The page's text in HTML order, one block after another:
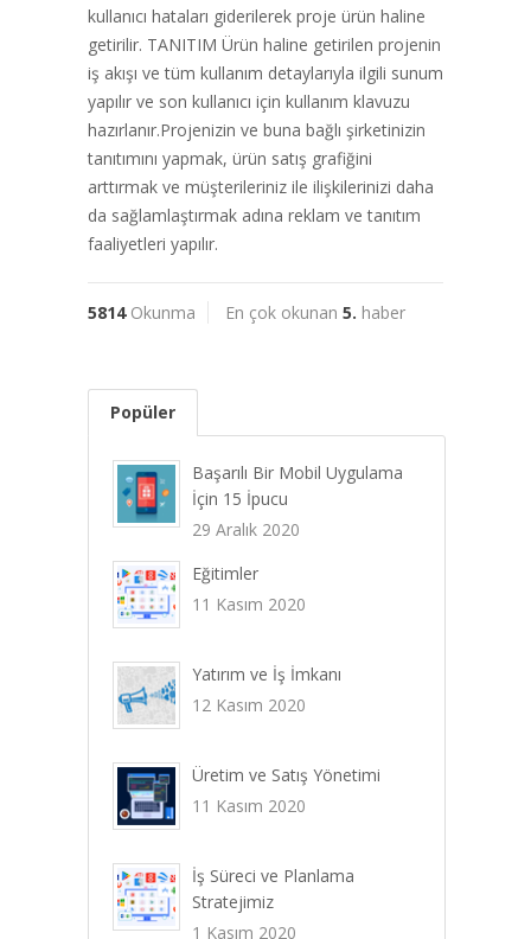
kullanıcı hataları giderilerek proje ürün haline
getirilir. TANITIM Ürün haline getirilen projenin
iş akışı ve tüm kullanım detaylarıyla ilgili sunum
yapılır ve son kullanıcı için kullanım klavuzu
hazırlanır.Projenizin ve buna bağlı şirketinizin
tanıtımını yapmak, ürün satış grafiğini
arttırmak ve müşterileriniz ile ilişkilerinizi daha
da sağlamlaştırmak adına reklam ve tanıtım
faaliyetleri yapılır.
5814Okunma En çok okunan 5. haber
Popüler
Başarılı Bir Mobil Uygulama
İçin 15 İpucu
29 Aralık 2020
Eğitimler
11 Kasım 2020
Yatırım ve İş İmkanı
12 Kasım 2020
Üretim ve Satış Yönetimi
11 Kasım 2020
İş Süreci ve Planlama
Stratejimiz
1 Kasım 2020